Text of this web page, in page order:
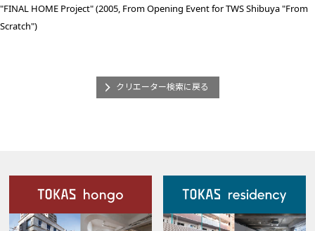
"FINAL HOME Project" (2005, From Opening Event for TWS Shibuya "From
Scratch")
クリエーター検索に戻る
施設案内
Our Facilities